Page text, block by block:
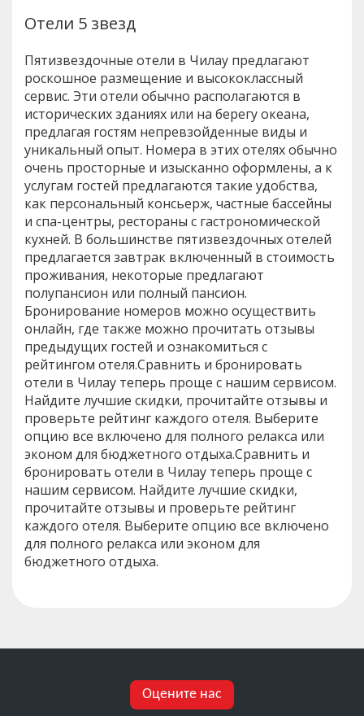
Отели 5 звезд
Пятизвездочные отели в Чилау предлагают
роскошное размещение и высококлассный
сервис. Эти отели обычно располагаются в
исторических зданиях или на берегу океана,
предлагая гостям непревзойденные виды и
уникальный опыт. Номера в этих отелях обычно
очень просторные и изысканно оформлены, а к
услугам гостей предлагаются такие удобства,
как персональный консьерж, частные бассейны
и спа-центры, рестораны с гастрономической
кухней. В большинстве пятизвездочных отелей
предлагается завтрак включенный в стоимость
проживания, некоторые предлагают
полупансион или полный пансион.
Бронирование номеров можно осуществить
онлайн, где также можно прочитать отзывы
предыдущих гостей и ознакомиться с
рейтингом отеля.Сравнить и бронировать
отели в Чилау теперь проще с нашим сервисом.
Найдите лучшие скидки, прочитайте отзывы и
проверьте рейтинг каждого отеля. Выберите
опцию все включено для полного релакса или
эконом для бюджетного отдыха.Сравнить и
бронировать отели в Чилау теперь проще с
нашим сервисом. Найдите лучшие скидки,
прочитайте отзывы и проверьте рейтинг
каждого отеля. Выберите опцию все включено
для полного релакса или эконом для
бюджетного отдыха.
Оцените нас